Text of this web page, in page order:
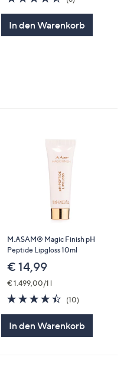
von
In den Warenkorb
M.ASAM® Magic Finish pH
Peptide Lipgloss 10ml
€ 14,99
€ 1.499,00/1 l
4.4
von
(10)10
In den Warenkorb